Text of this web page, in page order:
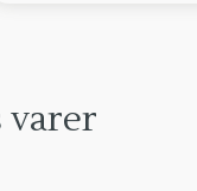
varer​